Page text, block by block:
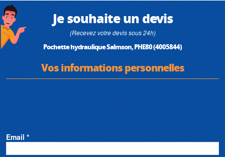
Je souhaite un devis
(Recevez votre devis sous 24h)
Pochette hydraulique Salmson, PHE80 (4005844)
Vos informations personnelles
Email *